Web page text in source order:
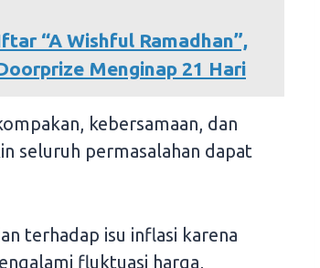
“A Wishful Ramadhan”,
Menginap 21 Hari
kebersamaan, dan
seluruh permasalahan dapat
terhadap isu inflasi karena
fluktuasi harga,